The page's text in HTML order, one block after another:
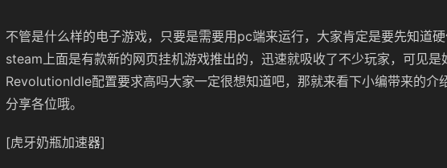
不管是什么样的电子游戏，只要是需要用pc端来运行，大家肯定是要先知道
steam上面是有款新的网页挂机游戏推出的，迅速就吸收了不少玩家，可见是
RevolutionIdle配置要求高吗大家一定很想知道吧，那就来看下小编带来的介
分享各位哦。
[虎牙奶瓶加速器]